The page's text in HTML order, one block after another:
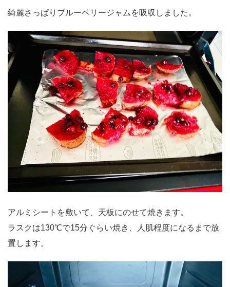
綺麗さっぱりブルーベリージャムを吸収しました。
アルミシートを敷いて、天板にのせて焼きます。
ラスクは130℃で15分ぐらい焼き、人肌程度になるまで放
置します。